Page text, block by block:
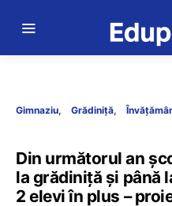
Gimnaziu Grădiniță
Din următorul an
la grădiniță și până
2 elevi în plus –